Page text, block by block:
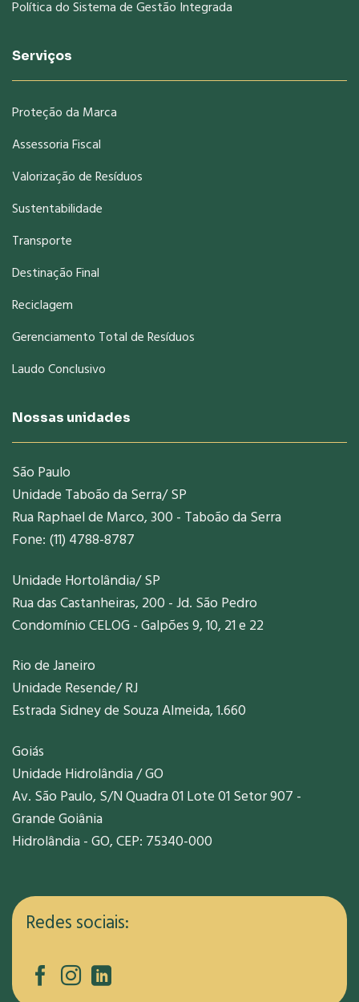
Política do Sistema de Gestão Integrada
Serviços
Proteção da Marca
Assessoria Fiscal
Valorização de Resíduos
Sustentabilidade
Transporte
Destinação Final
Reciclagem
Gerenciamento Total de Resíduos
Laudo Conclusivo
Nossas unidades
São Paulo
Unidade Taboão da Serra/ SP
Rua Raphael de Marco, 300 - Taboão da Serra
Fone: (11) 4788-8787
Unidade Hortolândia/ SP
Rua das Castanheiras, 200 - Jd. São Pedro
Condomínio CELOG - Galpões 9, 10, 21 e 22
Rio de Janeiro
Unidade Resende/ RJ
Estrada Sidney de Souza Almeida, 1.660
Goiás
Unidade Hidrolândia / GO
Av. São Paulo, S/N Quadra 01 Lote 01 Setor 907 -
Grande Goiânia
Hidrolândia - GO, CEP: 75340-000
Redes sociais: